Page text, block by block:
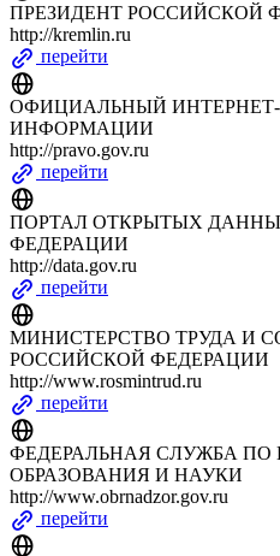
ПРЕЗИДЕНТ РОССИЙСКОЙ
http://kremlin.ru
перейти
ОФИЦИАЛЬНЫЙ
ИНФОРМАЦИИ
http://pravo.gov.ru
перейти
ПОРТАЛ ОТКРЫТЫХ
ФЕДЕРАЦИИ
http://data.gov.ru
перейти
МИНИСТЕРСТВО ТРУДА И
РОССИЙСКОЙ ФЕДЕРАЦИИ
http://www.rosmintrud.ru
перейти
ФЕДЕРАЛЬНАЯ СЛУЖБА ПО
ОБРАЗОВАНИЯ И НАУКИ
http://www.obrnadzor.gov.ru
перейти